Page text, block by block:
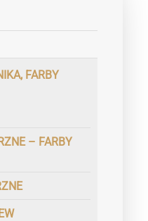
FARBY
– FARBY